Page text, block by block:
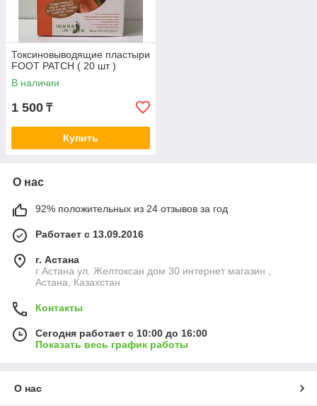
Токсиновыводящие пластыри
FOOT PATCH ( 20 шт )
В наличии
1 500 ₸
Купить
О нас
92% положительных из 24 отзывов за год
Работает с 13.09.2016
г. Астана
г Астана ул. Желтоксан дом 30 интернет магазин ,
Астана, Казахстан
Контакты
Сегодня работает с 10:00 до 16:00
Показать весь график работы
О нас